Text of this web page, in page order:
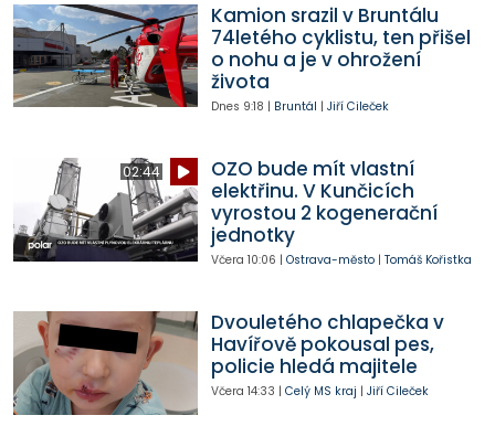
Kamion srazil v Bruntálu
74letého cyklistu, ten přišel
o nohu a je v ohrožení
života
Dnes 9:18 | Bruntál | Jiří Cileček
02:44
OZO bude mít vlastní
elektřinu. V Kunčicích
vyrostou 2 kogenerační
jednotky
Včera 10:06 | Ostrava-město| Tomáš Kořistka
Dvouletého chlapečka v
Havířově pokousal pes,
policie hledá majitele
Včera 14:33 | Celý MS kraj | Jiří Cileček